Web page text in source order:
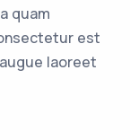
quam
est
laoreet